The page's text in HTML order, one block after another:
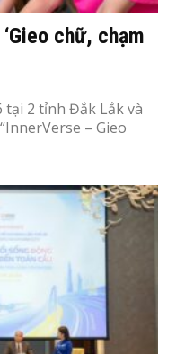
chữ, chạm
tại 2 tỉnh Đắk Lắk và
– Gieo